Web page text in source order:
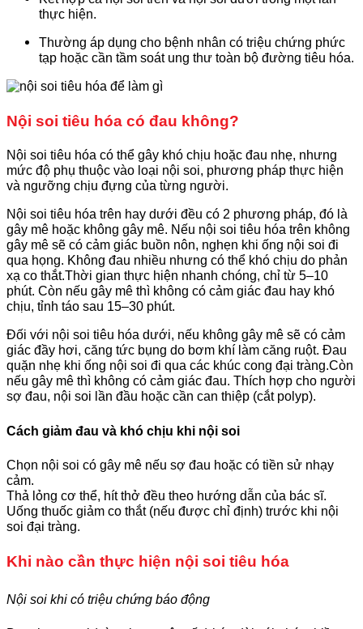
thực hiện.
Thường áp dụng cho bệnh nhân có triệu chứng phức
tạp hoặc cần tầm soát ung thư toàn bộ đường tiêu hóa.
Nội soi tiêu hóa có đau không?
Nội soi tiêu hóa có thể gây khó chịu hoặc đau nhẹ, nhưng
mức độ phụ thuộc vào loại nội soi, phương pháp thực hiện
và ngưỡng chịu đựng của từng người.
Nội soi tiêu hóa trên hay dưới đều có 2 phương pháp, đó là
gây mê hoặc không gây mê. Nếu nội soi tiêu hóa trên không
gây mê sẽ có cảm giác buồn nôn, nghẹn khi ống nội soi đi
qua họng. Không đau nhiều nhưng có thể khó chịu do phản
xạ co thắt.Thời gian thực hiện nhanh chóng, chỉ từ 5–10
phút. Còn nếu gây mê thì không có cảm giác đau hay khó
chịu, tỉnh táo sau 15–30 phút.
Đối với nội soi tiêu hóa dưới, nếu không gây mê sẽ có cảm
giác đầy hơi, căng tức bụng do bơm khí làm căng ruột. Đau
quặn nhẹ khi ống nội soi đi qua các khúc cong đại tràng.Còn
nếu gây mê thì không có cảm giác đau. Thích hợp cho người
sợ đau, nội soi lần đầu hoặc cần can thiệp (cắt polyp).
Cách giảm đau và khó chịu khi nội soi
Chọn nội soi có gây mê nếu sợ đau hoặc có tiền sử nhạy
cảm.
Thả lỏng cơ thể, hít thở đều theo hướng dẫn của bác sĩ.
Uống thuốc giảm co thắt (nếu được chỉ định) trước khi nội
soi đại tràng.
Khi nào cần thực hiện nội soi tiêu hóa
Nội soi khi có triệu chứng báo động